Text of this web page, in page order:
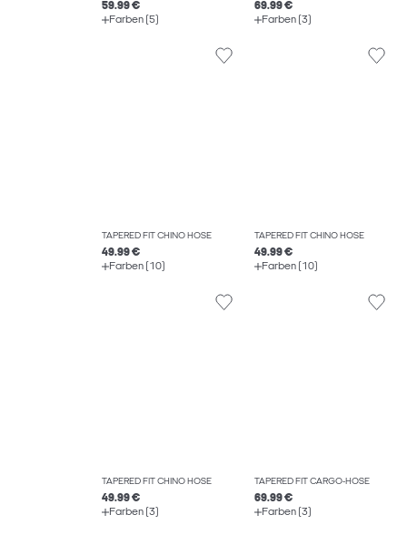
59.99 €
Farben (5)
69.99 €
Farben (3)
TAPERED FIT CHINO HOSE
49.99 €
Farben (10)
TAPERED FIT CHINO HOSE
49.99 €
Farben (10)
TAPERED FIT CHINO HOSE
49.99 €
Farben (3)
TAPERED FIT CARGO-HOSE
69.99 €
Farben (3)